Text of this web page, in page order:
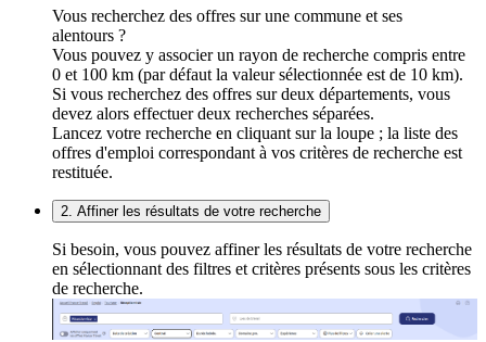
Vous recherchez des offres sur une commune et ses
alentours ?
Vous pouvez y associer un rayon de recherche compris entre
0 et 100 km (par défaut la valeur sélectionnée est de 10 km).
Si vous recherchez des offres sur deux départements, vous
devez alors effectuer deux recherches séparées.
Lancez votre recherche en cliquant sur la loupe ; la liste des
offres d'emploi correspondant à vos critères de recherche est
restituée.
2. Affiner les résultats de votre recherche
Si besoin, vous pouvez affiner les résultats de votre recherche
en sélectionnant des filtres et critères présents sous les critères
de recherche.